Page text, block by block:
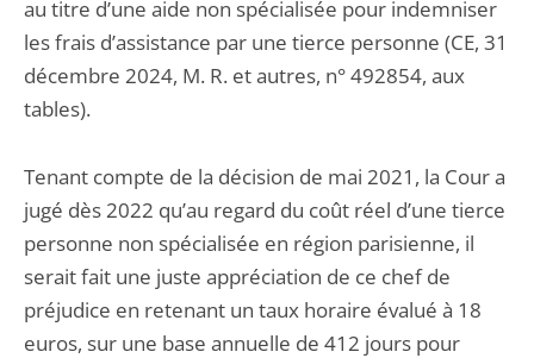
au titre d’une aide non spécialisée pour indemniser
les frais d’assistance par une tierce personne (CE, 31
décembre 2024, M. R. et autres, n° 492854, aux
tables).
Tenant compte de la décision de mai 2021, la Cour a
jugé dès 2022 qu’au regard du coût réel d’une tierce
personne non spécialisée en région parisienne, il
serait fait une juste appréciation de ce chef de
préjudice en retenant un taux horaire évalué à 18
euros, sur une base annuelle de 412 jours pour